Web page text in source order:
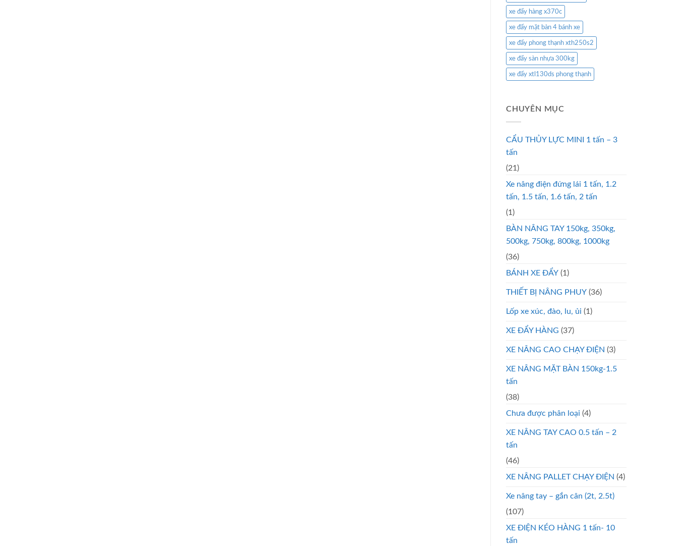
xe đẩy hàng x370c
xe đẩy mặt bàn 4 bánh xe
xe đẩy phong thạnh xth250s2
xe đẩy sàn nhựa 300kg
xe đẩy xtl130ds phong thạnh
CHUYÊN MỤC
CẨU THỦY LỰC MINI 1 tấn – 3
tấn
(21)
Xe nâng điện đứng lái 1 tấn, 1.2
tấn, 1.5 tấn, 1.6 tấn, 2 tấn
(1)
BÀN NÂNG TAY 150kg, 350kg,
500kg, 750kg, 800kg, 1000kg
(36)
BÁNH XE ĐẨY (1)
THIẾT BỊ NÂNG PHUY (36)
Lốp xe xúc, đào, lu, ủi (1)
XE ĐẨY HÀNG (37)
XE NÂNG CAO CHẠY ĐIỆN (3)
XE NÂNG MẶT BÀN 150kg-1.5
tấn
(38)
Chưa được phân loại (4)
XE NÂNG TAY CAO 0.5 tấn – 2
tấn
(46)
XE NÂNG PALLET CHẠY ĐIỆN (4)
Xe nâng tay – gắn cân (2t, 2.5t)
(107)
XE ĐIỆN KÉO HÀNG 1 tấn- 10
tấn